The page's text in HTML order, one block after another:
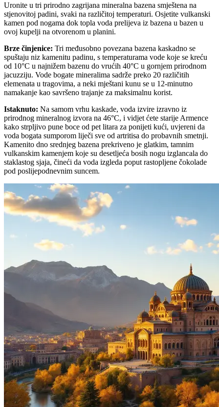
Uronite u tri prirodno zagrijana mineralna bazena smještena na
stjenovitoj padini, svaki na različitoj temperaturi. Osjetite vulkanski
kamen pod nogama dok topla voda prelijeva iz bazena u bazen u
ovoj kupelji na otvorenom u planini.
Brze činjenice: Tri međusobno povezana bazena kaskadno se
spuštaju niz kamenitu padinu, s temperaturama vode koje se kreću
od 10°C u najnižem bazenu do vrućih 40°C u gornjem prirodnom
jacuzziju. Vode bogate mineralima sadrže preko 20 različitih
elemenata u tragovima, a neki mještani kunu se u 12-minutno
namakanje kao savršeno trajanje za maksimalnu korist.
Istaknuto: Na samom vrhu kaskade, voda izvire izravno iz
prirodnog mineralnog izvora na 46°C, i vidjet ćete starije Armence
kako strpljivo pune boce od pet litara za ponijeti kući, uvjereni da
voda bogata sumporom liječi sve od artritisa do probavnih smetnji.
Kamenito dno srednjeg bazena prekriveno je glatkim, tamnim
vulkanskim kamenjem koje su desetljeća bosih nogu izglancala do
staklastog sjaja, čineći da voda izgleda poput rastopljene čokolade
pod poslijepodnevnim suncem.